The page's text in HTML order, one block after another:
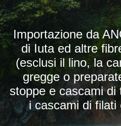
Importazione da
di Iuta ed altre
(esclusi il lino, la
gregge o
stoppe e cascami di
i cascami di filati